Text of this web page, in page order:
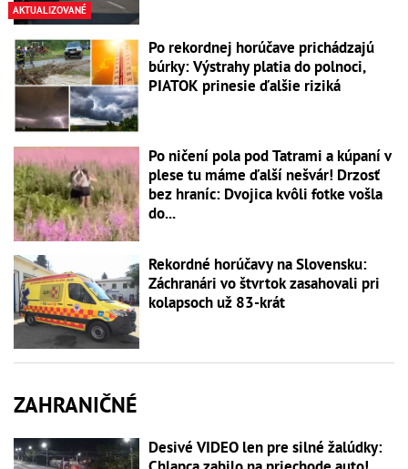
AKTUALIZOVANÉ
Po rekordnej horúčave prichádzajú
búrky: Výstrahy platia do polnoci,
PIATOK prinesie ďalšie riziká
Po ničení pola pod Tatrami a kúpaní v
plese tu máme ďalší nešvár! Drzosť
bez hraníc: Dvojica kvôli fotke vošla
do...
Rekordné horúčavy na Slovensku:
Záchranári vo štvrtok zasahovali pri
kolapsoch už 83-krát
ZAHRANIČNÉ
Desivé VIDEO len pre silné žalúdky: